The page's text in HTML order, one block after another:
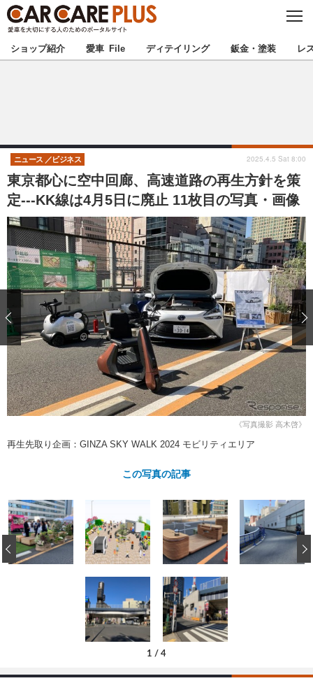
C
S
E
★カーケアプラス認定★ 厳選プロショップを地域から探す
甲信越 北陸
東海 関西
中国 四国
九州 沖縄
注目の記事
ショップレポート 愛車 File
自動車豆知識 ストップ！不具合修理＆粗悪修理
鈑金・塗装
ディテイリング
ディテイリング 洗車
ヘッドライト磨き コーティング
フィルム・ラッピング
鈑金・塗装
小キズ直し 防錆
特集記事
ストップ 不具合修理＆粗悪修理
カーメーカー「旧車」関連プロジェ
クト
コラム
ショップ紹介
ショップ紹介 愛車 File ディテイリング 鈑金・塗装 レ
東京都心に空中回廊、高速道路の再生方針を策
定---KK線は4月5日に廃止 11枚目の写真・画像
ニュース ビジネス 2025.4.5 Sat 8:00
《写真撮影 高木啓》
再生先取り企画：GINZA SKY WALK 2024 モビリティエリア
この写真の記事
1 / 4
‹